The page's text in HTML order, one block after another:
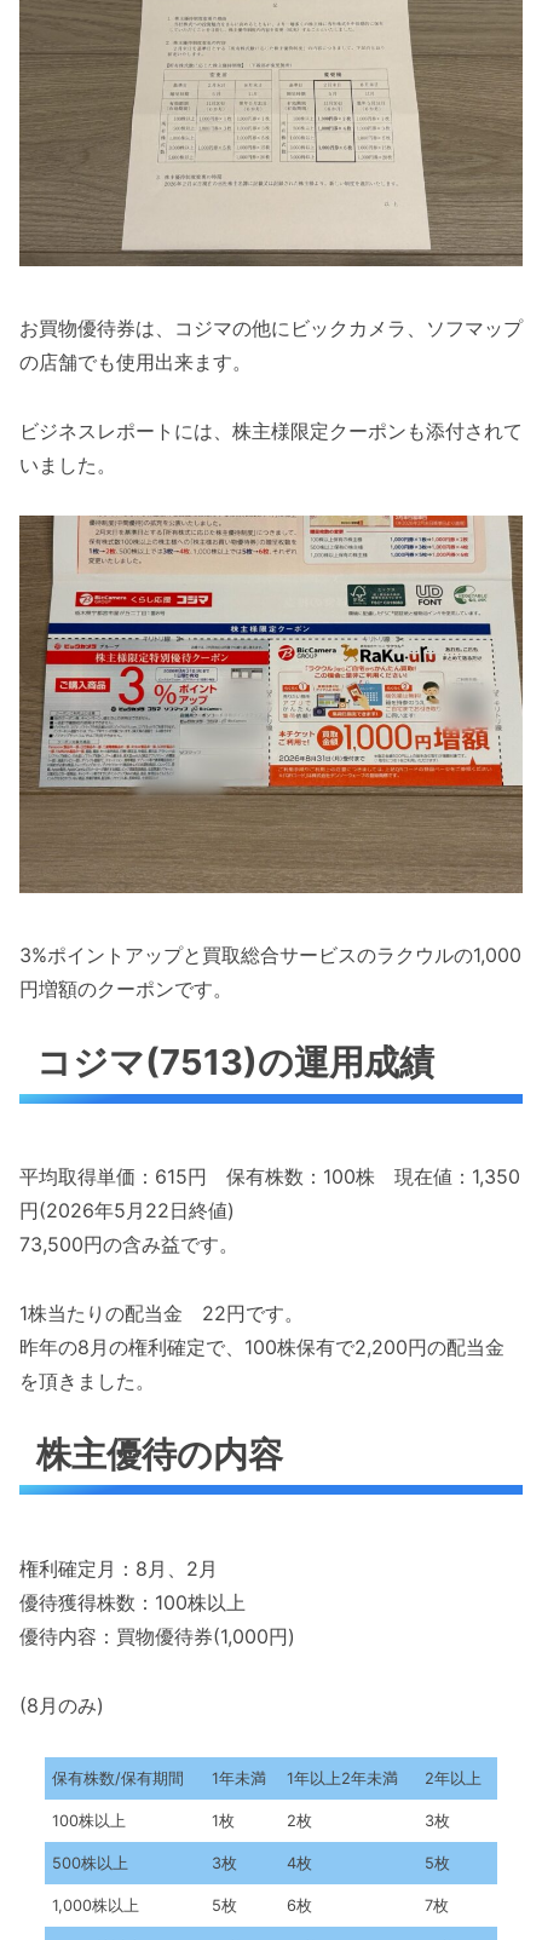
お買物優待券は、コジマの他にビックカメラ、ソフマップ
の店舗でも使用出来ます。
ビジネスレポートには、株主様限定クーポンも添付されて
いました。
3%ポイントアップと買取総合サービスのラクウルの1,000
円増額のクーポンです。
コジマ(7513)の運用成績
平均取得単価：615円 保有株数：100株 現在値：1,350
円(2026年5月22日終値)
73,500円の含み益です。
1株当たりの配当金 22円です。
昨年の8月の権利確定で、100株保有で2,200円の配当金
を頂きました。
株主優待の内容
権利確定月：8月、2月
優待獲得株数：100株以上
優待内容：買物優待券(1,000円)
(8月のみ)
保有株数/保有期間 1年未満 1年以上2年未満 2年以上
100株以上 1枚 2枚 3枚
500株以上 3枚 4枚 5枚
1,000株以上 5枚 6枚 7枚